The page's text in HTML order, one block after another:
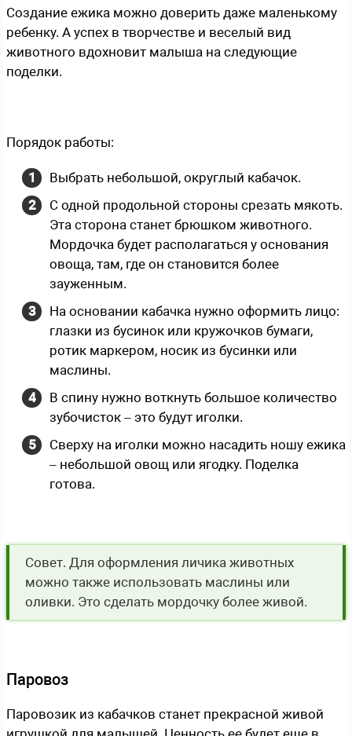
Создание ежика можно доверить даже маленькому
ребенку. А успех в творчестве и веселый вид
животного вдохновит малыша на следующие
поделки.
Порядок работы:
Выбрать небольшой, округлый кабачок.
С одной продольной стороны срезать мякоть.
Эта сторона станет брюшком животного.
Мордочка будет располагаться у основания
овоща, там, где он становится более
зауженным.
На основании кабачка нужно оформить лицо:
глазки из бусинок или кружочков бумаги,
ротик маркером, носик из бусинки или
маслины.
В спину нужно воткнуть большое количество
зубочисток – это будут иголки.
Сверху на иголки можно насадить ношу ежика
– небольшой овощ или ягодку. Поделка
готова.
Совет. Для оформления личика животных
можно также использовать маслины или
оливки. Это сделать мордочку более живой.
Паровоз
Паровозик из кабачков станет прекрасной живой